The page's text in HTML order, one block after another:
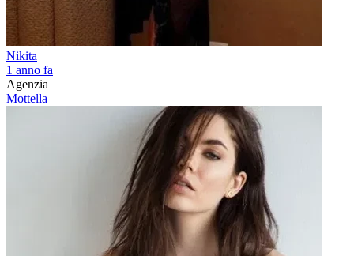
Nikita
1 anno fa
Agenzia
Mottella